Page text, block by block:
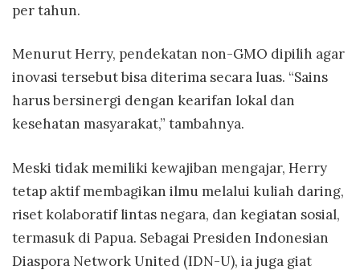
per tahun.
Menurut Herry, pendekatan non-GMO dipilih agar
inovasi tersebut bisa diterima secara luas. “Sains
harus bersinergi dengan kearifan lokal dan
kesehatan masyarakat,” tambahnya.
Meski tidak memiliki kewajiban mengajar, Herry
tetap aktif membagikan ilmu melalui kuliah daring,
riset kolaboratif lintas negara, dan kegiatan sosial,
termasuk di Papua. Sebagai Presiden Indonesian
Diaspora Network United (IDN-U), ia juga giat